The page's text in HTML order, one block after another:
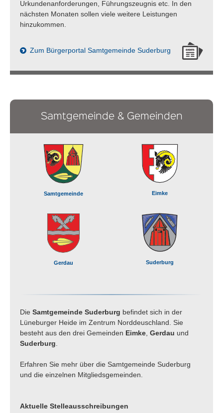
Zulassung Wahlvorschläge zur Wahl der
Samtgemeindebürgermeisterin / des
Öffentliche Sitzung Wahlausschuss
Öffentliche Sitzung Wahlausschuss
Öffentliche Sitzung Wahlausschuss
Samtgemeinde Suderburg
Zusammensetzung des Wahlausschusses
für die Gemeindewahl in der Gemeinde Eimke
Zusammensetzung des Wahlausschusses
für die Gemeindewahl in der Gemeinde
Gerdau
Zusammensetzung des Wahlausschusses
für die Samtgemeindewahl und für die Wahl
der Samtgemeindebürgermeisterin-des
Samtgemeindebürgermeisters in der
Samtgemeinde Suderburg
Aufforderung zur Einreichung von
Wahlvorschlägen für die Direktwahl der
Urkundenanforderungen, Führungszeugnis etc. In den
nächsten Monaten sollen viele weitere Leistungen
hinzukommen.
Zum Bürgerportal Samtgemeinde Suderburg
Samtgemeinde & Gemeinden
Samtgemeinde Eimke
Gerdau Suderburg
Die Samtgemeinde Suderburg befindet sich in der
Lüneburger Heide im Zentrum Norddeuschland. Sie
besteht aus den drei Gemeinden Eimke Gerdau und
Suderburg
Erfahren Sie mehr über die Samtgemeinde Suderburg
und die einzelnen Mitgliedsgemeinden.
Aktuelle Stelleausschreibungen